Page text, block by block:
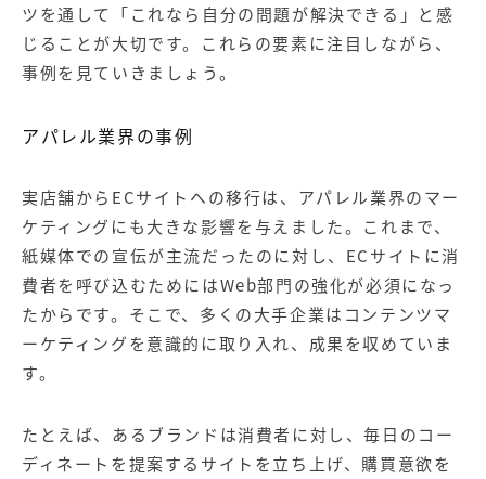
ツを通して「これなら自分の問題が解決できる」と感
じることが大切です。これらの要素に注目しながら、
事例を見ていきましょう。
アパレル業界の事例
実店舗からECサイトへの移行は、アパレル業界のマー
ケティングにも大きな影響を与えました。これまで、
紙媒体での宣伝が主流だったのに対し、ECサイトに消
費者を呼び込むためにはWeb部門の強化が必須になっ
たからです。そこで、多くの大手企業はコンテンツマ
ーケティングを意識的に取り入れ、成果を収めていま
す。
たとえば、あるブランドは消費者に対し、毎日のコー
ディネートを提案するサイトを立ち上げ、購買意欲を